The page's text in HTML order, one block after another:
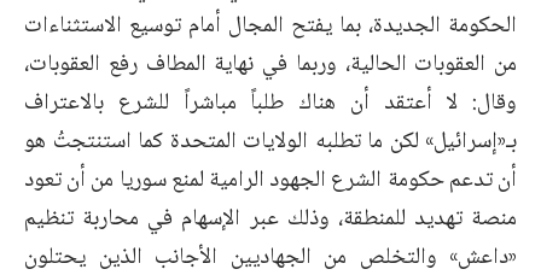
الحكومة الجديدة، بما يفتح المجال أمام توسيع الاستثناءات
من العقوبات الحالية، ‏وربما في نهاية المطاف رفع العقوبات،
وقال: لا أعتقد أن هناك طلباً مباشراً للشرع بالاعتراف
‏بـ«إسرائيل» لكن ما تطلبه الولايات المتحدة كما استنتجتُ هو
أن تدعم حكومة الشرع الجهود الرامية ‏لمنع سوريا من أن تعود
منصة تهديد للمنطقة، وذلك عبر الإسهام في محاربة تنظيم
«داعش» والتخلص ‏من الجهاديين الأجانب الذين يحتلون